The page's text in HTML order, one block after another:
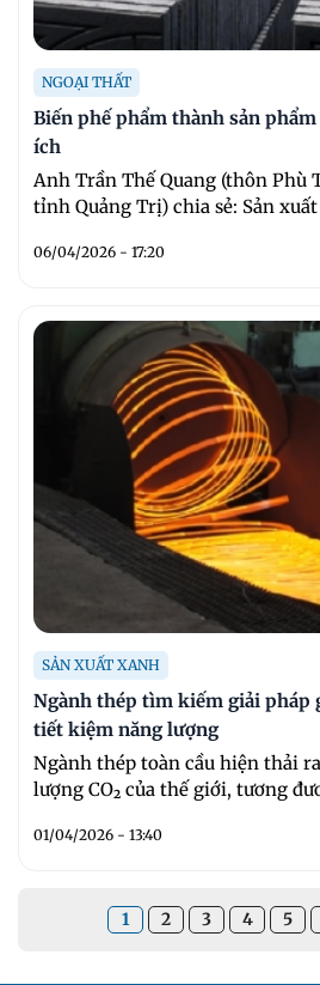
NGOẠI THẤT
Biến phế phẩm thành sản
ích
Anh Trần Thế Quang (thôn Phù
tỉnh Quảng Trị) chia sẻ: Sản xuất
06/04/2026 - 17:20
SẢN XUẤT XANH
Ngành thép tìm kiếm giải pháp
tiết kiệm năng lượng
Ngành thép toàn cầu hiện thải
lượng CO₂ của thế giới, tương
01/04/2026 - 13:40
1 2 3 4 5